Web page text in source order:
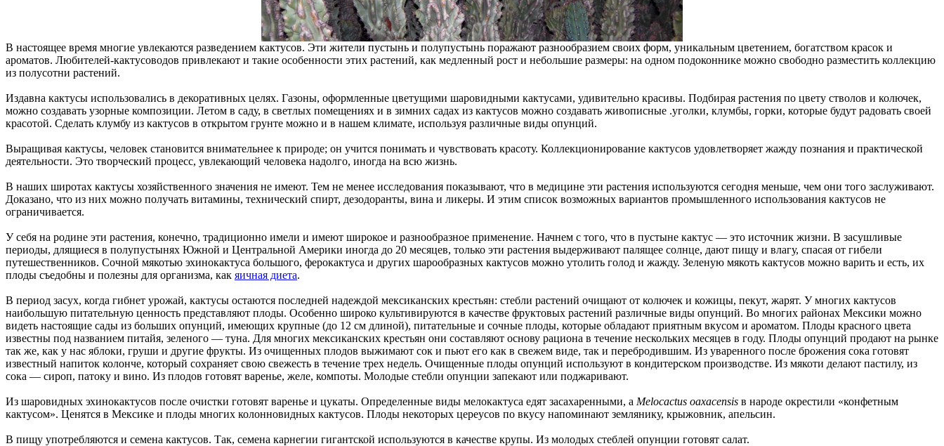
В настоящее время многие увлекаются разведением кактусов. Эти жители пустынь и полупустынь поражают разнообразием своих форм, уникальным цветением, богатством красок и
ароматов. Любителей-кактусоводов привлекают и такие особенности этих растений, как медленный рост и небольшие размеры: на одном подоконнике можно свободно разместить коллекцию
из полусотни растений.
Издавна кактусы использовались в декоративных целях. Газоны, оформленные цветущими шаровидными кактусами, удивительно красивы. Подбирая растения по цвету стволов и колючек,
можно создавать узорные композиции. Летом в саду, в светлых помещениях и в зимних садах из кактусов можно создавать живописные .уголки, клумбы, горки, которые будут радовать своей
красотой. Сделать клумбу из кактусов в открытом грунте можно и в нашем климате, используя различные виды опунций.
Выращивая кактусы, человек становится внимательнее к природе; он учится понимать и чувствовать красоту. Коллекционирование кактусов удовлетворяет жажду познания и практической
деятельности. Это творческий процесс, увлекающий человека надолго, иногда на всю жизнь.
В наших широтах кактусы хозяйственного значения не имеют. Тем не менее исследования показывают, что в медицине эти растения используются сегодня меньше, чем они того заслуживают.
Доказано, что из них можно получать витамины, технический спирт, дезодоранты, вина и ликеры. И этим список возможных вариантов промышленного использования кактусов не
ограничивается.
У себя на родине эти растения, конечно, традиционно имели и имеют широкое и разнообразное применение. Начнем с того, что в пустыне кактус — это источник жизни. В засушливые
периоды, длящиеся в полупустынях Южной и Центральной Америки иногда до 20 месяцев, только эти растения выдерживают палящее солнце, дают пищу и влагу, спасая от гибели
путешественников. Сочной мякотью эхинокактуса большого, ферокактуса и других шарообразных кактусов можно утолить голод и жажду. Зеленую мякоть кактусов можно варить и есть, их
плоды съедобны и полезны для организма, как яичная диета.
В период засух, когда гибнет урожай, кактусы остаются последней надеждой мексиканских крестьян: стебли растений очищают от колючек и кожицы, пекут, жарят. У многих кактусов
наибольшую питательную ценность представляют плоды. Особенно широко культивируются в качестве фруктовых растений различные виды опунций. Во многих районах Мексики можно
видеть настоящие сады из больших опунций, имеющих крупные (до 12 см длиной), питательные и сочные плоды, которые обладают приятным вкусом и ароматом. Плоды красного цвета
известны под названием питайя, зеленого — туна. Для многих мексиканских крестьян они составляют основу рациона в течение нескольких месяцев в году. Плоды опунций продают на рынке
так же, как у нас яблоки, груши и другие фрукты. Из очищенных плодов выжимают сок и пьют его как в свежем виде, так и перебродившим. Из уваренного после брожения сока готовят
известный напиток колонче, который сохраняет свою свежесть в течение трех недель. Очищенные плоды опунций используют в кондитерском производстве. Из мякоти делают пастилу, из
сока — сироп, патоку и вино. Из плодов готовят варенье, желе, компоты. Молодые стебли опунции запекают или поджаривают.
Из шаровидных эхинокактусов после очистки готовят варенье и цукаты. Определенные виды мелокактуса едят засахаренными, a Melocactus oaxacensis в народе окрестили «конфетным
кактусом». Ценятся в Мексике и плоды многих колонновидных кактусов. Плоды некоторых цереусов по вкусу напоминают землянику, крыжовник, апельсин.
В пищу употребляются и семена кактусов. Так, семена карнегии гигантской используются в качестве крупы. Из молодых стеблей опунции готовят салат.